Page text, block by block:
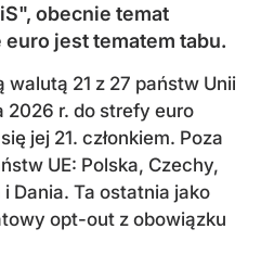
obecnie temat
jest tematem tabu.
21 z 27 państw Unii
2026 r. do strefy euro
jej 21. członkiem. Poza
UE: Polska, Czechy,
Dania. Ta ostatnia jako
opt-out z obowiązku